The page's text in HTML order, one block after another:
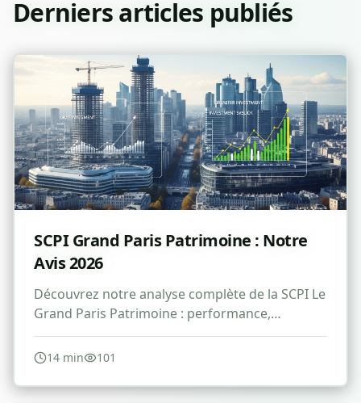
Derniers articles publiés
SCPI Grand Paris Patrimoine : Notre
Avis 2026
Découvrez notre analyse complète de la SCPI Le
Grand Paris Patrimoine : performance,
avantages, risques et avis pour 2026.
14 min 101